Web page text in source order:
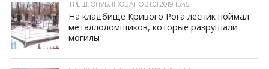
ТРЕШ, ОПУБЛІКОВАНО 31.01.2019 15:45
На кладбище Кривого Рога лесник поймал
металлоломщиков, которые разрушали
могилы